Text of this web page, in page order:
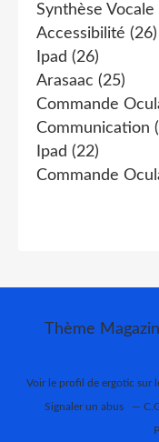
Synthèse Vocale
Accessibilité (26)
Ipad (26)
Arasaac (25)
Commande
Communication
Ipad (22)
Commande
Thème
Voir le profil de ergotic sur
Signaler un abus